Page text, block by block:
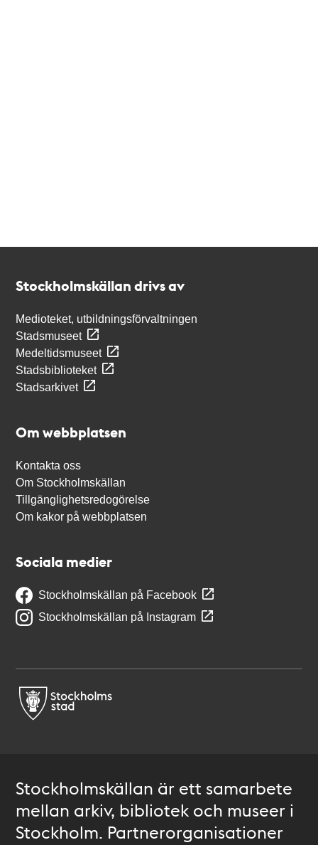
Stockholmskällan drivs av
Medioteket, utbildningsförvaltningen
Stadsmuseet
Medeltidsmuseet
Stadsbiblioteket
Stadsarkivet
Om webbplatsen
Kontakta oss
Om Stockholmskällan
Tillgänglighetsredogörelse
Om kakor på webbplatsen
Sociala medier
Stockholmskällan på Facebook
Stockholmskällan på Instagram
Stockholmskällan är ett samarbete
mellan arkiv, bibliotek och museer i
Stockholm. Partnerorganisationer